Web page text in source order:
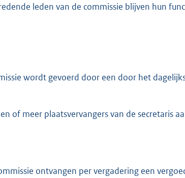
leden van de commissie blijven hun
wordt gevoerd door een door het
of meer plaatsvervangers van de secretaris
ontvangen per vergadering een